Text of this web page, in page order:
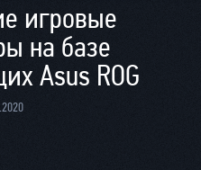
игровые
на базе
Asus ROG